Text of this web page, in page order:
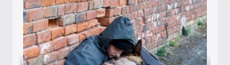
Mutter freigesprochen!